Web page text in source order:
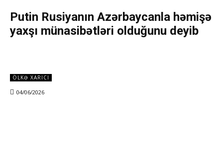
Putin Rusiyanın Azərbaycanla həmişə
yaxşı münasibətləri olduğunu deyib
ÖLKƏ XARICI
04/06/2026